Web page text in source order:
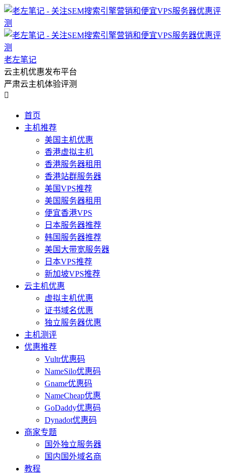
老左笔记
云主机优惠发布平台
严肃云主机体验评测

首页
主机推荐
美国主机优惠
香港虚拟主机
香港服务器租用
香港站群服务器
美国VPS推荐
美国服务器租用
便宜香港VPS
日本服务器推荐
韩国服务器推荐
美国大带宽服务器
日本VPS推荐
新加坡VPS推荐
云主机优惠
虚拟主机优惠
证书域名优惠
独立服务器优惠
主机测评
优惠推荐
Vultr优惠码
NameSilo优惠码
Gname优惠码
NameCheap优惠
GoDaddy优惠码
Dynadot优惠码
商家专题
国外独立服务器
国内国外域名商
教程